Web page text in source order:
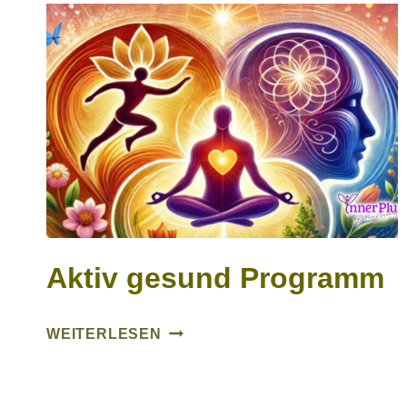
Aktiv gesund Programm
WEITERLESEN
AKTIV